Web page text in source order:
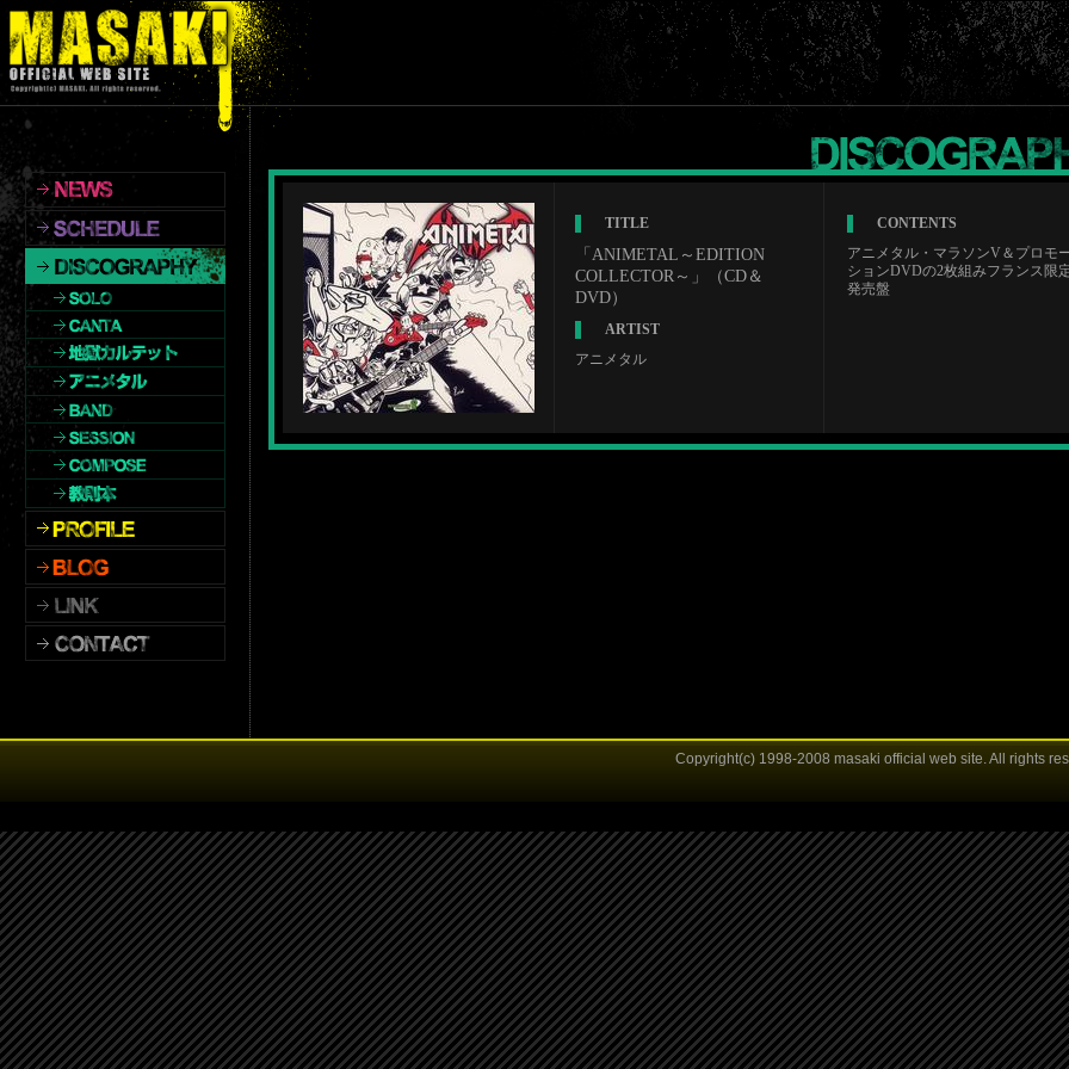
TITLE
「ANIMETAL～EDITION
COLLECTOR～」（CD＆
DVD）
ARTIST
アニメタル
CONTENTS
アニメタル・マラソンV＆プロモ
ションDVDの2枚組みフランス限
発売盤
Copyright(c) 1998-2008 masaki official web site. All rights